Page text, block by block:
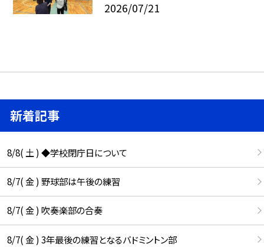
2026/07/21
新着記事
8/8( 土 ) ◆学校閉庁日について
8/7( 金 ) 野球部は午後の練習
8/7( 金 ) 吹奏楽部の合奏
8/7( 金 ) 3年最後の練習となるバドミントン部